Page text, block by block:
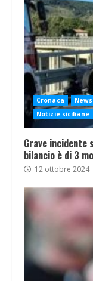
Cronaca
Notizie siciliane
Grave incidente
bilancio è di 3
12 ottobre 2024